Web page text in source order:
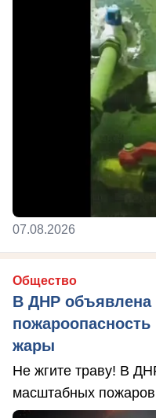
07.08.2026
Общество
В ДНР объявлена
жары
Не жгите траву! В
масштабных пожаров